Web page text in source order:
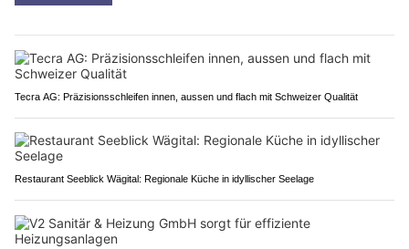
Tecra AG: Präzisionsschleifen innen, aussen und flach mit Schweizer Qualität
Restaurant Seeblick Wägital: Regionale Küche in idyllischer Seelage